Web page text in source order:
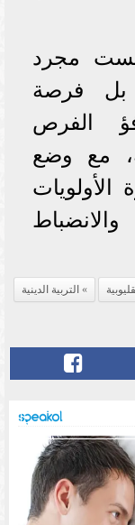
مجرد
بل فرصة
الفرص
مع وضع
التربية الدينية